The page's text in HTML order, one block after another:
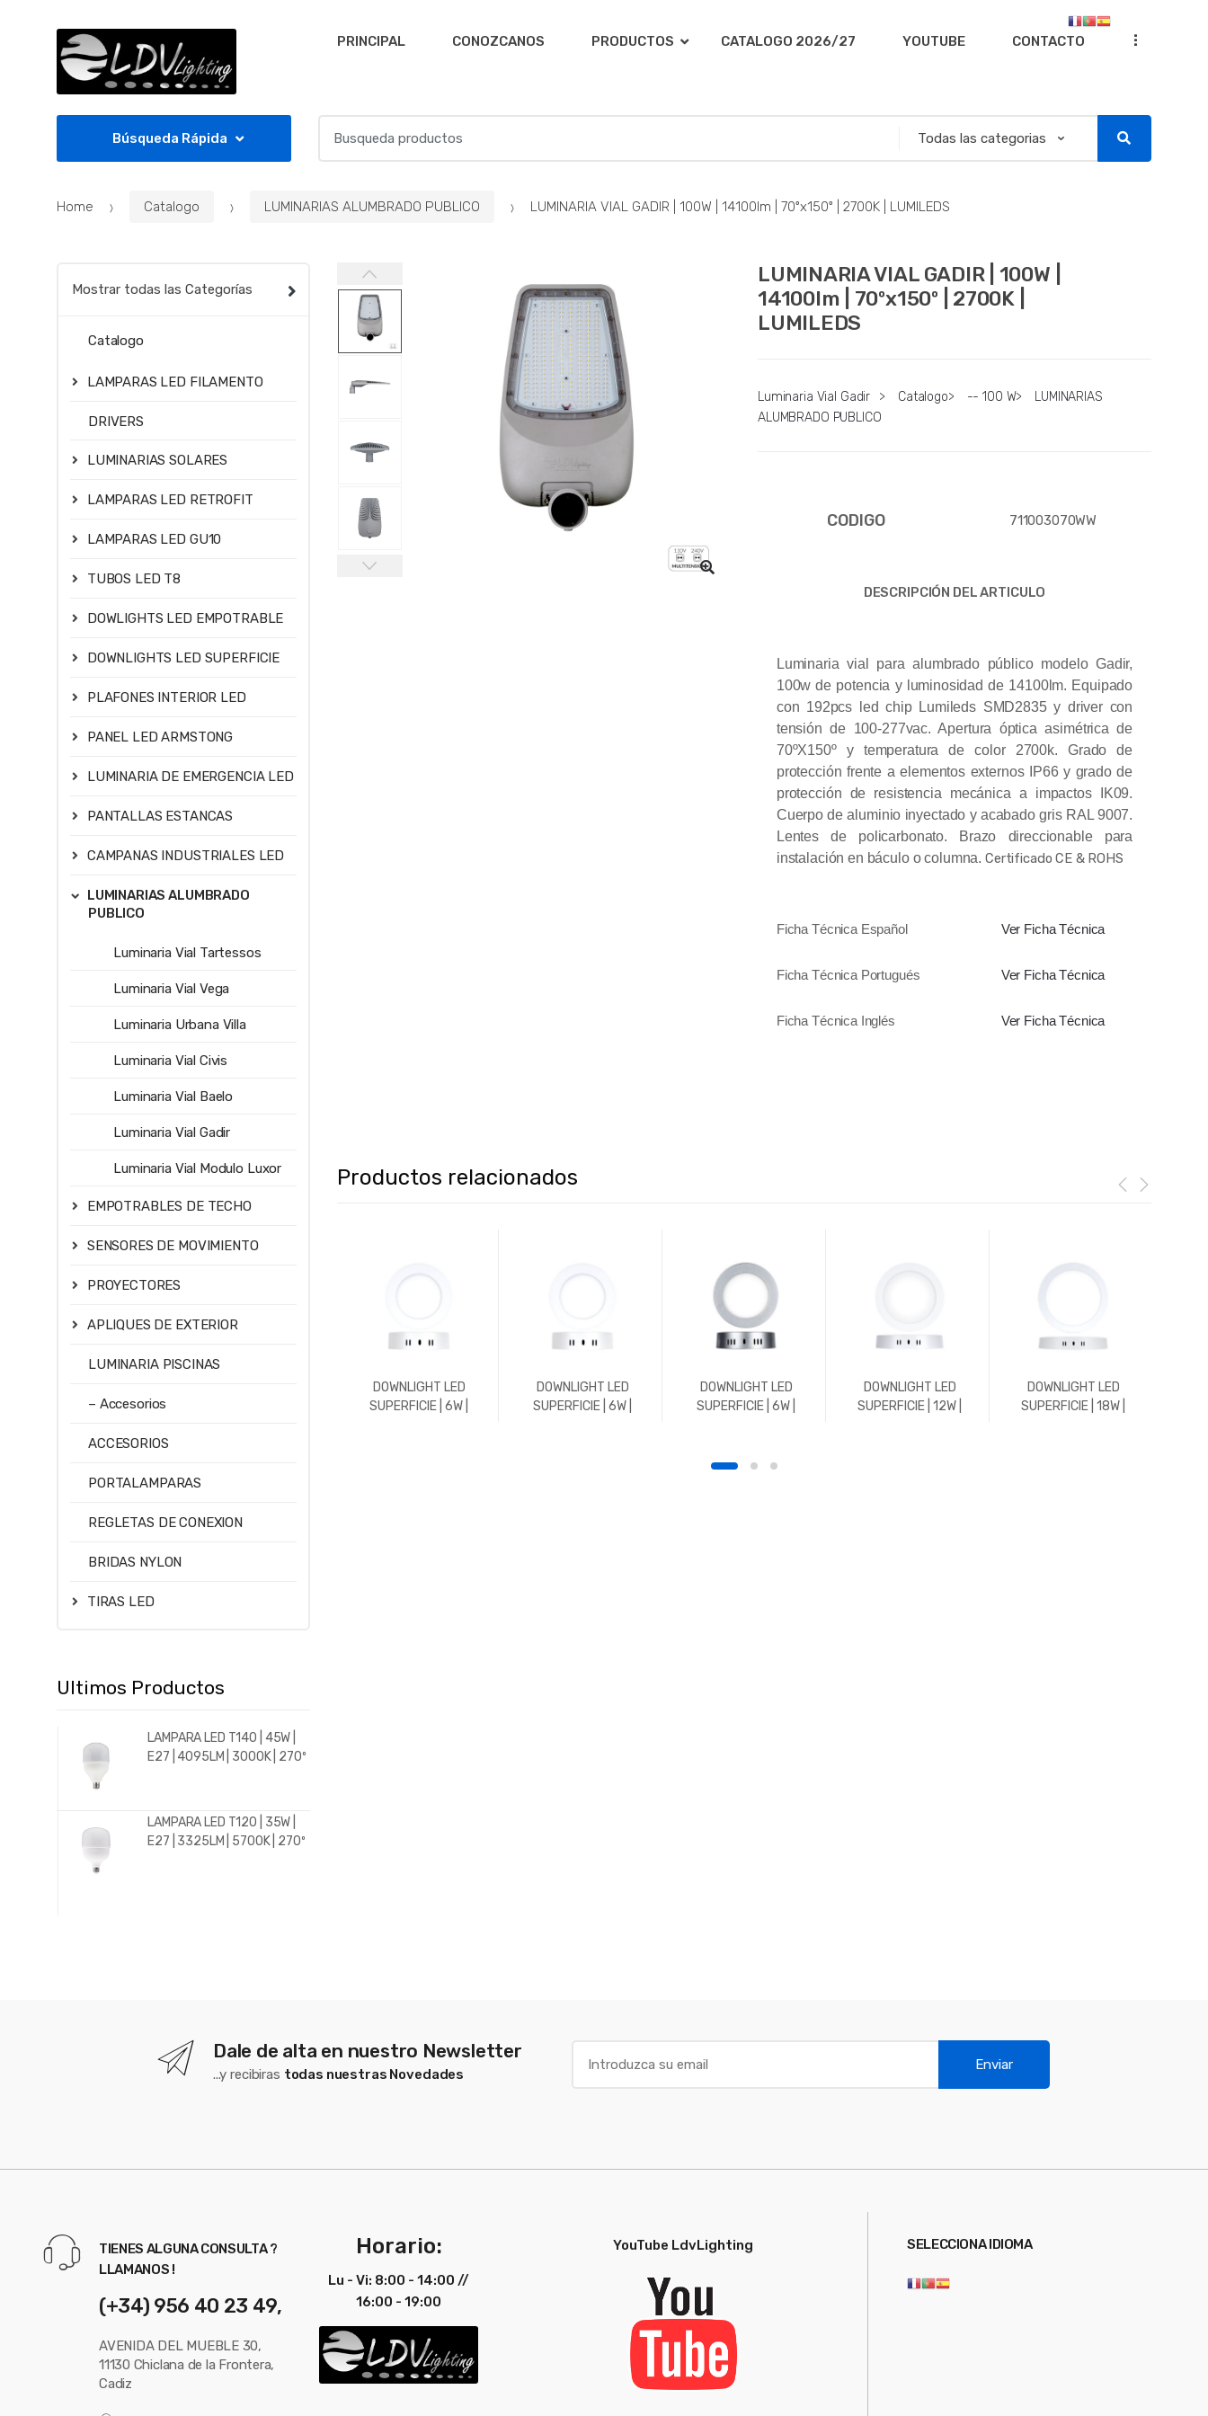
PRINCIPAL CONOZCANOS PRODUCTOS CATALOGO 2026/27 YOUTUBE CONTACTO ...
Búsqueda Rápida
c
Home Catalogo LUMINARIAS ALUMBRADO PUBLICO LUMINARIA VIAL GADIR | 100W | 14100lm | 70ºx150º | 2700K | LUMILEDS
LUMINARIA VIAL GADIR | 100W |
14100lm | 70ºx150º | 2700K |
LUMILEDS
Luminaria Vial Gadir > Catalogo> -- 100 W>
LUMINARIAS
ALUMBRADO PUBLICO
CODIGO 711003070WW
DESCRIPCIÓN DEL ARTICULO
Luminaria vial para alumbrado público modelo Gadir,
100w de potencia y luminosidad de 14100lm. Equipado
con 192pcs led chip Lumileds SMD2835 y driver con
tensión de 100-277vac. Apertura óptica asimétrica de
70ºX150º y temperatura de color 2700k. Grado de
protección frente a elementos externos IP66 y grado de
protección de resistencia mecánica a impactos IK09.
Cuerpo de aluminio inyectado y acabado gris RAL 9007.
Lentes de policarbonato. Brazo direccionable para
instalación en báculo o columna. Certificado CE & ROHS
Ficha Técnica Español Ver Ficha Técnica
Ficha Técnica Portugués Ver Ficha Técnica
Ficha Técnica Inglés Ver Ficha Técnica
Productos relacionados
DOWNLIGHT LED
SUPERFICIE | 6W |
DOWNLIGHT LED
SUPERFICIE | 6W |
DOWNLIGHT LED
SUPERFICIE | 6W |
DOWNLIGHT LED
SUPERFICIE | 12W |
DOWNLIGHT LED
SUPERFICIE | 18W |
Mostrar todas las Categorías
Catalogo
LAMPARAS LED FILAMENTO
DRIVERS
LUMINARIAS SOLARES
LAMPARAS LED RETROFIT
LAMPARAS LED GU10
TUBOS LED T8
DOWLIGHTS LED EMPOTRABLE
DOWNLIGHTS LED SUPERFICIE
PLAFONES INTERIOR LED
PANEL LED ARMSTONG
LUMINARIA DE EMERGENCIA LED
PANTALLAS ESTANCAS
CAMPANAS INDUSTRIALES LED
LUMINARIAS ALUMBRADO
PUBLICO
Luminaria Vial Tartessos
Luminaria Vial Vega
Luminaria Urbana Villa
Luminaria Vial Civis
Luminaria Vial Baelo
Luminaria Vial Gadir
Luminaria Vial Modulo Luxor
EMPOTRABLES DE TECHO
SENSORES DE MOVIMIENTO
PROYECTORES
APLIQUES DE EXTERIOR
LUMINARIA PISCINAS
– Accesorios
ACCESORIOS
PORTALAMPARAS
REGLETAS DE CONEXION
BRIDAS NYLON
TIRAS LED
Ultimos Productos
LAMPARA LED T140 | 45W |
E27 | 4095LM | 3000K | 270º
LAMPARA LED T120 | 35W |
E27 | 3325LM | 5700K | 270º
Dale de alta en nuestro Newsletter
...y recibiras todas nuestras Novedades
Enviar
TIENES ALGUNA CONSULTA ?
LLAMANOS !
(+34) 956 40 23 49,
AVENIDA DEL MUEBLE 30,
11130 Chiclana de la Frontera,
Cadiz
Horario:
Lu - Vi: 8:00 - 14:00 //
16:00 - 19:00
YouTube LdvLighting SELECCIONA IDIOMA